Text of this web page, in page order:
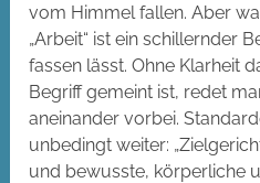
vom Himmel fallen. Aber
„Arbeit“ ist ein schillernder
fassen lässt. Ohne Klarheit
Begriff gemeint ist, redet
aneinander vorbei.
unbedingt weiter:
und bewusste, körperliche